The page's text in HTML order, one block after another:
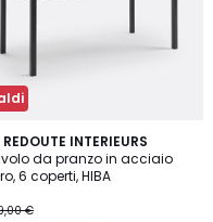
REDOUTE INTERIEURS
da pranzo in acciaio
6 coperti, HIBA
€